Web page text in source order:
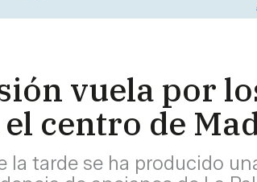
vuela por
centro de
la tarde se ha producido